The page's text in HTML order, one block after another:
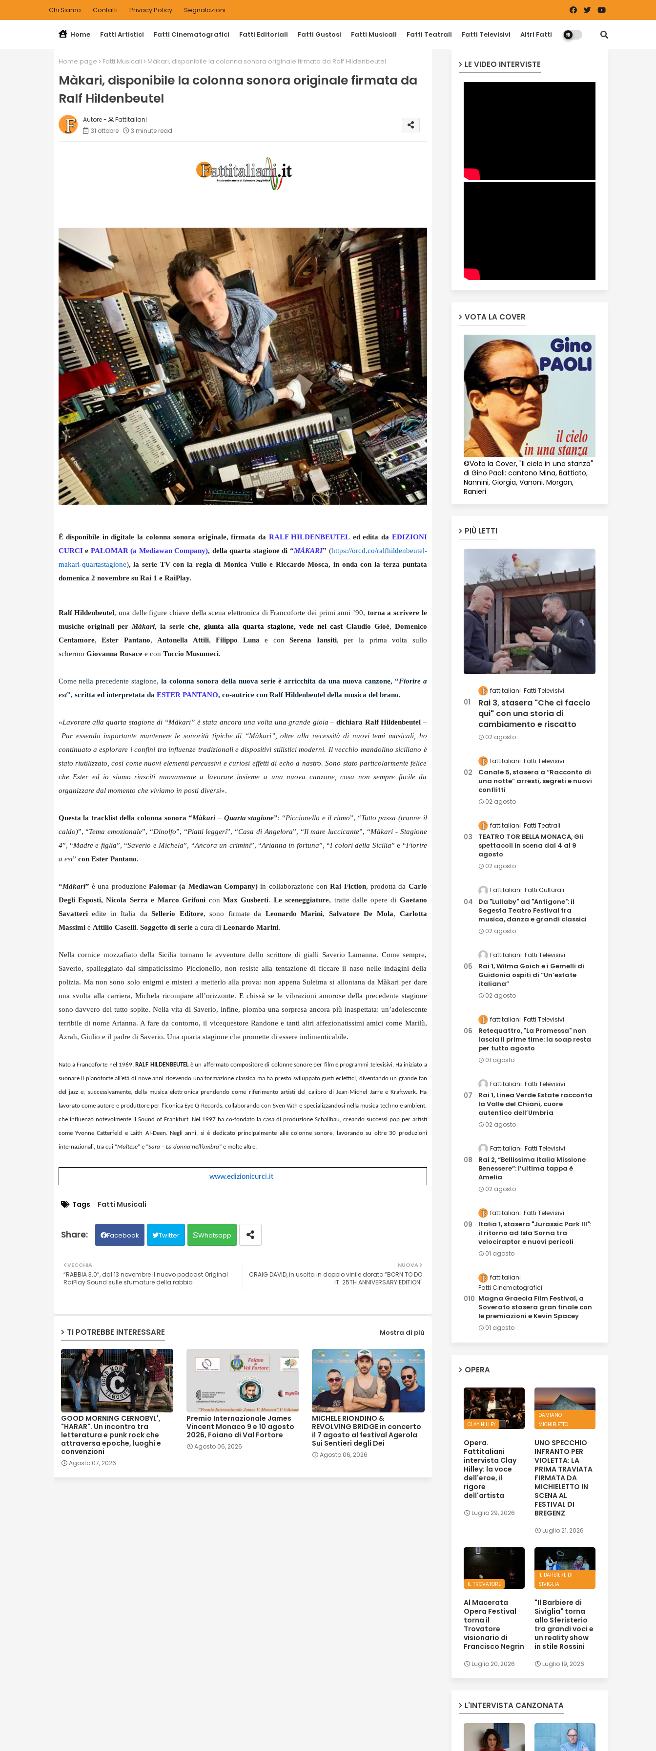
Chi Siamo Contatti Privacy Policy Segnalazioni
Home Fatti Artistici Fatti Cinematografici Fatti Editoriali Fatti Gustosi Fatti Musicali Fatti Teatrali Fatti Televisivi Altri Fatti
Home page Fatti Musicali Màkari, disponibile la colonna sonora originale firmata da Ralf Hildenbeutel
Màkari, disponibile la colonna sonora originale firmata da
Ralf Hildenbeutel
Fattitaliani
31 ottobre
3 minute read
È disponibile in digitale la colonna sonora originale, firmata da RALF HILDENBEUTEL ed edita da EDIZIONI
CURCIe PALOMAR (a Mediawan Company), della quarta stagione di “MÀKARI” (https://orcd.co/ralfhildenbeutel-
makari-quartastagione), la serie TV con la regia di Monica Vullo e Riccardo Mosca, in onda con la terza puntata
domenica 2 novembre su Rai 1 e RaiPlay.
Ralf Hildenbeutel, una delle figure chiave della scena elettronica di Francoforte dei primi anni ’90, torna a scrivere le
musiche originali per Màkari, la serie che, giunta alla quarta stagione, vede nel cast Claudio Gioè, Domenico
Centamore, Ester Pantano, Antonella Attili,Filippo Luna e con Serena Iansiti, per la prima volta sullo
schermo Giovanna Rosacee con Tuccio Musumeci.
Come nella precedente stagione,la colonna sonora della nuova serie è arricchita da una nuova canzone, “Fiorire a
est”, scritta ed interpretata da ESTER PANTANO, co-autrice con Ralf Hildenbeutel della musica del brano.
«Lavorare alla quarta stagione di “Màkari” è stata ancora una volta una grande gioia –dichiara Ralf Hildenbeutel –
Pur essendo importante mantenere le sonorità tipiche di “Màkari”, oltre alla necessità di nuovi temi musicali, ho
continuato a esplorare i confini tra influenze tradizionali e dispositivi stilistici moderni. Il vecchio mandolino siciliano è
stato riutilizzato, così come nuovi elementi percussivi e curiosi effetti di echo a nastro. Sono stato particolarmente felice
che Ester ed io siamo riusciti nuovamente a lavorare insieme a una nuova canzone, cosa non sempre facile da
organizzare dal momento che viviamo in posti diversi».
Questa la tracklist della colonna sonora “Màkari – Quarta stagione”: “Piccionello e il ritmo”, “Tutto passa (tranne il
caldo)”, “Tema emozionale”, “Dinolfo”, “Piatti leggeri”, “Casa di Angelora”, “Il mare luccicante”, “Màkari - Stagione
4”, “Madre e figlia”, “Saverio e Michela”, “Ancora un crimini”, “Arianna in fortuna”, “I colori della Sicilia” e “Fiorire
a est” con Ester Pantano.
“Màkari” è una produzione Palomar (a Mediawan Company)in collaborazione conRai Fiction, prodotta da Carlo
Degli Esposti, Nicola Serra e Marco Grifoni con Max Gusberti. Le sceneggiature, tratte dalle opere di Gaetano
Savatteriedite in Italia daSellerio Editore, sono firmate da Leonardo Marini, Salvatore De Mola, Carlotta
Massimi e Attilio Caselli. Soggetto di serie a cura di Leonardo Marini.
Nella cornice mozzafiato della Sicilia tornano le avventure dello scrittore di gialli Saverio Lamanna. Come sempre,
Saverio, spalleggiato dal simpaticissimo Piccionello, non resiste alla tentazione di ficcare il naso nelle indagini della
polizia. Ma non sono solo enigmi e misteri a metterlo alla prova: non appena Suleima si allontana da Màkari per dare
una svolta alla carriera, Michela ricompare all’orizzonte. E chissà se le vibrazioni amorose della precedente stagione
sono davvero del tutto sopite. Nella vita di Saverio, infine, piomba una sorpresa ancora più inaspettata: un’adolescente
terribile di nome Arianna. A fare da contorno, il vicequestore Randone e tanti altri affezionatissimi amici come Marilù,
Azrah, Giulio e il padre di Saverio. Una quarta stagione che promette di essere indimenticabile.
Nato a Francoforte nel 1969, RALF HILDENBEUTELè un affermato compositore di colonne sonore per film e programmi televisivi. Ha iniziato a
suonare il pianoforte all’età di nove anni ricevendo una formazione classica ma ha presto sviluppato gusti eclettici, diventando un grande fan
del jazz e, successivamente, della musica elettronica prendendo come riferimento artisti del calibro di Jean-Michel Jarre e Kraftwerk. Ha
lavorato come autore e produttore per l’iconica Eye Q Records, collaborando con Sven Väth e specializzandosi nella musica techno e ambient,
che influenzò notevolmente il Sound of Frankfurt. Nel 1997 ha co-fondato la casa di produzione Schallbau, creando successi pop per artisti
come Yvonne Catterfeld e Laith Al-Deen. Negli anni, si è dedicato principalmente alle colonne sonore, lavorando su oltre 30 produzioni
internazionali, tra cui “Maltese” e “Sara – La donna nell’ombra” e molte altre.
www.edizionicurci.it
Tags Fatti Musicali
Facebook Twitter Whatsapp
NUOVA
CRAIG DAVID, in uscita in doppio vinile dorato “BORN TO DO
IT: 25TH ANNIVERSARY EDITION"
VECCHIA
“RABBIA 3.0”, dal 13 novembre il nuovo podcast Original
RaiPlay Sound sulle sfumature della rabbia
TI POTREBBE INTERESSARE Mostra di più
GOOD MORNING CERNOBYL',
"HARAR". Un incontro tra
letteratura e punk rock che
attraversa epoche, luoghi e
convenzioni
Agosto 07, 2026
Premio Internazionale James
Vincent Monaco 9 e 10 agosto
2026, Foiano di Val Fortore
Agosto 06, 2026
MICHELE RIONDINO &
REVOLVING BRIDGE in concerto
il 7 agosto al festival Agerola
Sui Sentieri degli Dei
Agosto 06, 2026
LE VIDEO INTERVISTE
VOTA LA COVER
©Vota la Cover, "Il cielo in una stanza"
di Gino Paoli: cantano Mina, Battiato,
Nannini, Giorgia, Vanoni, Morgan,
Ranieri
PIÙ LETTI
fattitaliani Fatti Televisivi
Rai 3, stasera "Che ci faccio
qui" con una storia di
cambiamento e riscatto
02 agosto
fattitaliani Fatti Televisivi
Canale 5, stasera a “Racconto di
una notte” arresti, segreti e nuovi
conflitti
02 agosto
fattitaliani Fatti Teatrali
TEATRO TOR BELLA MONACA, Gli
spettacoli in scena dal 4 al 9
agosto
02 agosto
Fattitaliani Fatti Culturali
Da "Lullaby" ad "Antigone": il
Segesta Teatro Festival tra
musica, danza e grandi classici
02 agosto
Fattitaliani Fatti Televisivi
Rai 1, Wilma Goich e i Gemelli di
Guidonia ospiti di “Un’estate
italiana”
02 agosto
fattitaliani Fatti Televisivi
Retequattro, "La Promessa" non
lascia il prime time: la soap resta
per tutto agosto
01 agosto
Fattitaliani Fatti Televisivi
Rai 1, Linea Verde Estate racconta
la Valle del Chiani, cuore
autentico dell’Umbria
02 agosto
Fattitaliani Fatti Televisivi
Rai 2, “Bellissima Italia Missione
Benessere”: l’ultima tappa è
Amelia
02 agosto
fattitaliani Fatti Televisivi
Italia 1, stasera "Jurassic Park III":
il ritorno ad Isla Sorna tra
velociraptor e nuovi pericoli
01 agosto
fattitaliani
Fatti Cinematografici
Magna Graecia Film Festival, a
Soverato stasera gran finale con
le premiazioni e Kevin Spacey
01 agosto
OPERA
CLAY HILLEY
Opera.
Fattitaliani
intervista Clay
Hilley: la voce
dell'eroe, il
rigore
dell'artista
Luglio 29, 2026
DAMIANO
MICHIELETTO
UNO SPECCHIO
INFRANTO PER
VIOLETTA: LA
PRIMA TRAVIATA
FIRMATA DA
MICHIELETTO IN
SCENA AL
FESTIVAL DI
BREGENZ
Luglio 21, 2026
IL TROVATORE
Al Macerata
Opera Festival
torna il
Trovatore
visionario di
Francisco Negrin
Luglio 20, 2026
IL BARBIERE DI
SIVIGLIA
"Il Barbiere di
Siviglia" torna
allo Sferisterio
tra grandi voci e
un reality show
in stile Rossini
Luglio 19, 2026
L'INTERVISTA CANZONATA